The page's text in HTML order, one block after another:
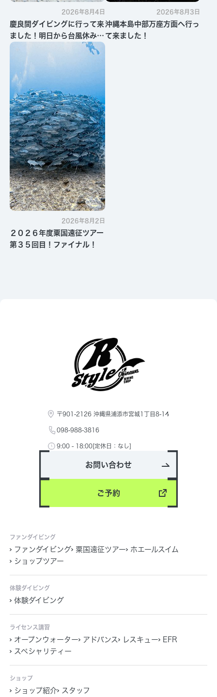
2026年8月4日
慶良間ダイビングに行って来
ました！明日から台風休みで
す・・・
2026年8月3日
沖縄本島中部万座方面へ行っ
て来ました！
2026年8月2日
２０２６年度粟国遠征ツアー
第３５回目！ファイナル！
〒901-2126 沖縄県浦添市宮城1丁目8-14
098-988-3816
9:00 - 18:00[定休日：なし]
お問い合わせ
ご予約
ファンダイビング
ファンダイビング 粟国遠征ツアー
ホエールスイム
ショップツアー
体験ダイビング
体験ダイビング
ライセンス講習
オープンウォーター アドバンス レスキュー
EFR
スペシャリティー
ショップ
ショップ紹介 スタッフ